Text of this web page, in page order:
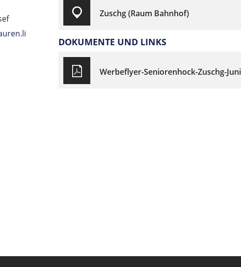
Zuschg (Raum Bahnhof)
DOKUMENTE UND LINKS
Werbeflyer-Seniorenhock-Zuschg-